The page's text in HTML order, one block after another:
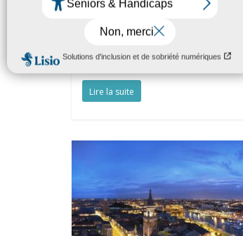
À PROPOS… Evian, ville jardin à taille
Lire la suite